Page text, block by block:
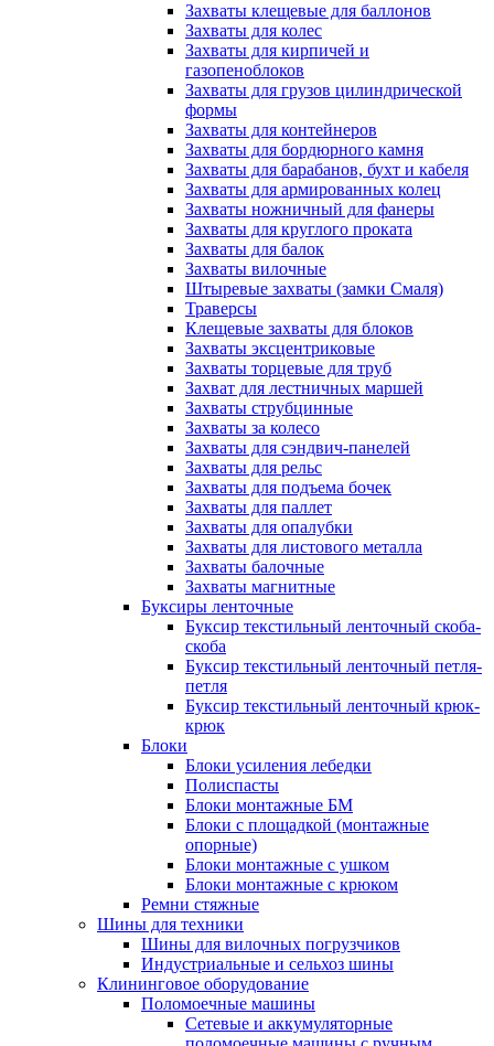
Захваты клещевые для баллонов
Захваты для колес
Захваты для кирпичей и
газопеноблоков
Захваты для грузов цилиндрической
формы
Захваты для контейнеров
Захваты для бордюрного камня
Захваты для барабанов, бухт и кабеля
Захваты для армированных колец
Захваты ножничный для фанеры
Захваты для круглого проката
Захваты для балок
Захваты вилочные
Штыревые захваты (замки Смаля)
Траверсы
Клещевые захваты для блоков
Захваты эксцентриковые
Захваты торцевые для труб
Захват для лестничных маршей
Захваты струбцинные
Захваты за колесо
Захваты для сэндвич-панелей
Захваты для рельс
Захваты для подъема бочек
Захваты для паллет
Захваты для опалубки
Захваты для листового металла
Захваты балочные
Захваты магнитные
Буксиры ленточные
Буксир текстильный ленточный скоба-
скоба
Буксир текстильный ленточный петля-
петля
Буксир текстильный ленточный крюк-
крюк
Блоки
Блоки усиления лебедки
Полиспасты
Блоки монтажные БМ
Блоки с площадкой (монтажные
опорные)
Блоки монтажные с ушком
Блоки монтажные с крюком
Ремни стяжные
Шины для техники
Шины для вилочных погрузчиков
Индустриальные и сельхоз шины
Клининговое оборудование
Поломоечные машины
Сетевые и аккумуляторные